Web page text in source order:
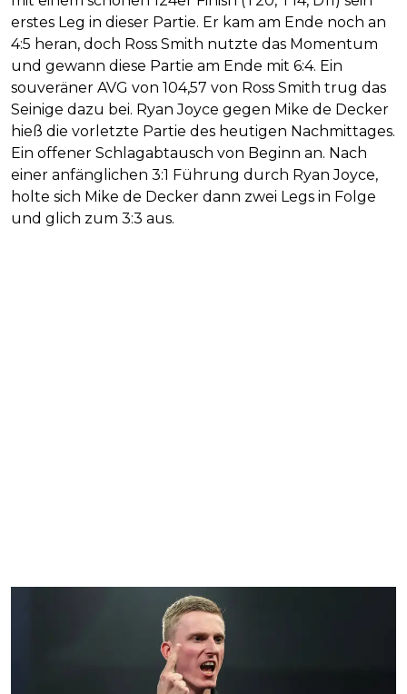
erstes Leg in dieser Partie. Er kam am Ende noch an
4:5 heran, doch Ross Smith nutzte das Momentum
und gewann diese Partie am Ende mit 6:4. Ein
souveräner AVG von 104,57 von Ross Smith trug das
Seinige dazu bei. Ryan Joyce gegen Mike de Decker
hieß die vorletzte Partie des heutigen Nachmittages.
Ein offener Schlagabtausch von Beginn an. Nach
einer anfänglichen 3:1 Führung durch Ryan Joyce,
holte sich Mike de Decker dann zwei Legs in Folge
und glich zum 3:3 aus.